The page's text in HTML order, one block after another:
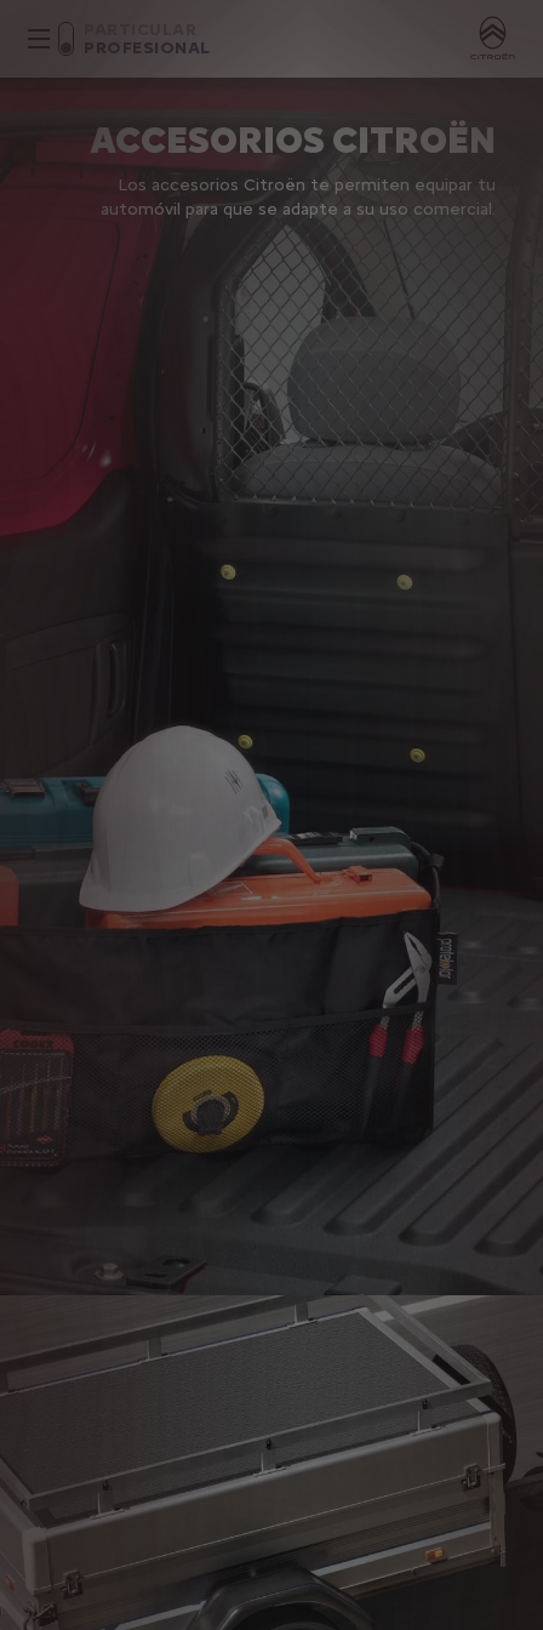
PROFESIONAL
ACCESORIOS CITROËN
Los accesorios Citroën te permiten equipar tu
automóvil para que se adapte a su uso comercial.